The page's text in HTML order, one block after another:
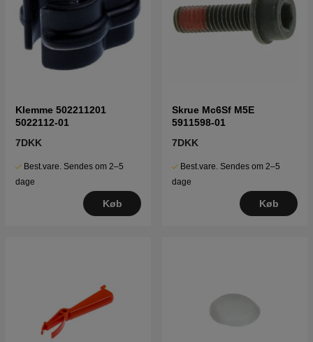
Klemme 502211201
5022112-01
7DKK
Best.vare. Sendes om 2–5
dage
Køb
Skrue Mc6Sf M5E
5911598-01
7DKK
Best.vare. Sendes om 2–5
dage
Køb